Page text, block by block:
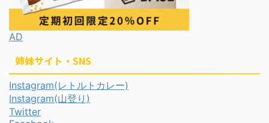
AD
姉妹サイト・SNS
Instagram(レトルトカレー)
Instagram(山登り)
Twitter